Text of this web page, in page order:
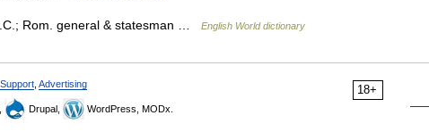
Rom. general & statesman … English World dictionary
18+
Advertising
Drupal, WordPress, MODx.